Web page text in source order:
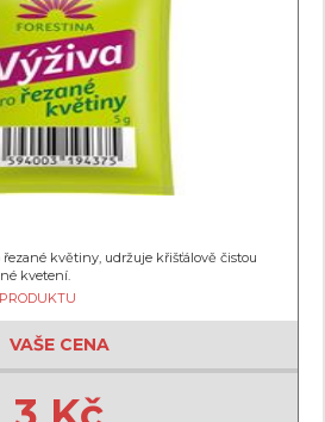
květiny, udržuje křišťálově čistou
kvetení.
VAŠE CENA